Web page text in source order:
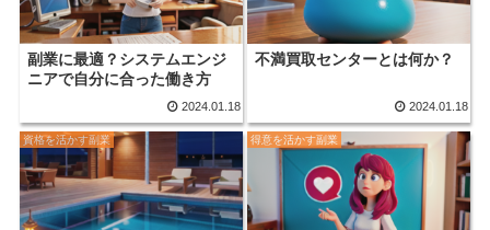
副業に最適？システムエンジ
ニアで自分に合った働き方
2024.01.18
不満買取センターとは何か？
2024.01.18
資格を活かす副業 得意を活かす副業